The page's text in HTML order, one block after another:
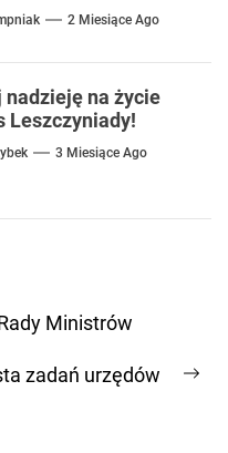
2 Miesiące Ago
nadzieję na życie
Leszczyniady!
3 Miesiące Ago
Ministrów
zadań urzędów